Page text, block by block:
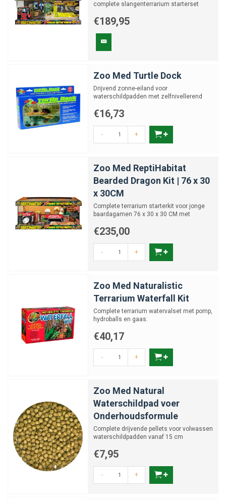
complete slangenterrarium starterset
€189,95
Zoo Med Turtle Dock
Drijvend zonne-eiland voor
waterschildpadden met zelfnivellerend
€16,73
- +
Zoo Med ReptiHabitat
Bearded Dragon Kit | 76 x 30
x 30CM
Complete terrarium starterkit voor jonge
baardagamen 76 x 30 x 30 CM met
€235,00
- +
Zoo Med Naturalistic
Terrarium Waterfall Kit
Complete terrarium watervalset met pomp,
hydroballs en gaas.
€40,17
- +
Zoo Med Natural
Waterschildpad voer
Onderhoudsformule
Complete drijvende pellets voor volwassen
waterschildpadden vanaf 15 cm
€7,95
- +